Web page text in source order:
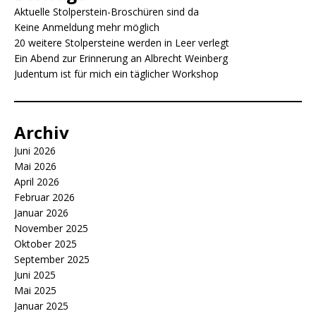
o
o
k
p
p
g
e
r
n
Aktuelle Stolperstein-Broschüren sind da
Keine Anmeldung mehr möglich
20 weitere Stolpersteine werden in Leer verlegt
Ein Abend zur Erinnerung an Albrecht Weinberg
Judentum ist für mich ein täglicher Workshop
Archiv
Juni 2026
Mai 2026
April 2026
Februar 2026
Januar 2026
November 2025
Oktober 2025
September 2025
Juni 2025
Mai 2025
Januar 2025